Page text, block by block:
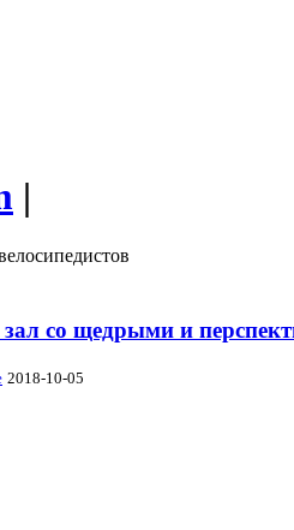
|
со щедрыми и
2018-10-05